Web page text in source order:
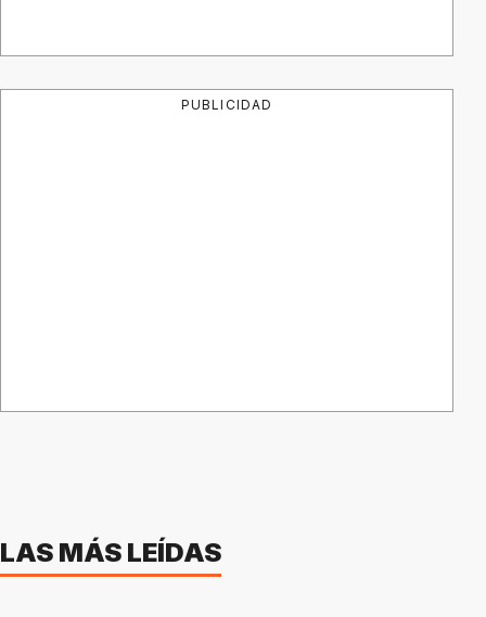
PUBLICIDAD
LAS MÁS LEÍDAS